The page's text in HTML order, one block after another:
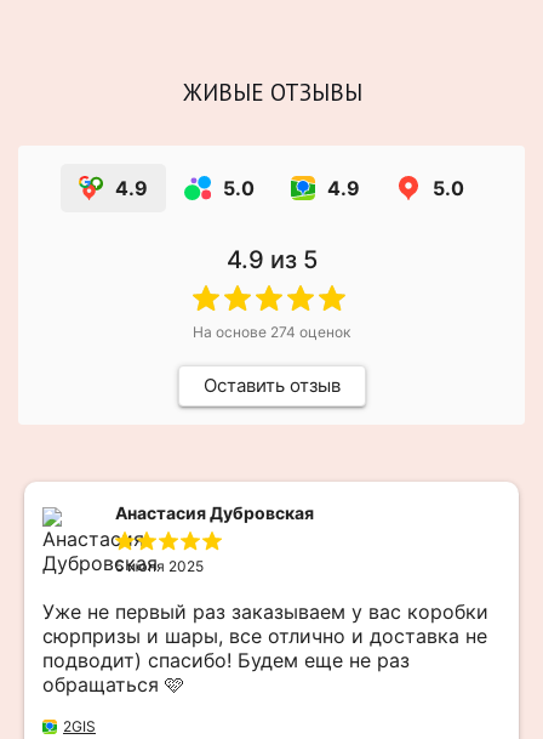
ЖИВЫЕ ОТЗЫВЫ
4.9 5.0 4.9 5.0
4.9 из 5
На основе 274 оценок
Оставить отзыв
Анастасия Дубровская
5 июня 2025
Уже не первый раз заказываем у вас коробки
сюрпризы и шары, все отлично и доставка не
подводит) спасибо! Будем еще не раз
обращаться 🩷
2GIS